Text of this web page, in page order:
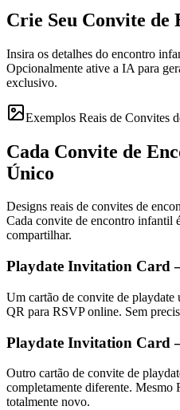
Crie Seu Convite
Insira os detalhes do encontro
Opcionalmente ative a IA para
exclusivo.
Exemplos Reais de Convites
Cada Convite de
Único
Designs reais de convites de
Cada convite de encontro infantil
compartilhar.
Playdate Invitation Card
Um cartão de convite de
QR para RSVP online. Sem
Playdate Invitation Card
Outro cartão de convite de
completamente diferente.
totalmente novo.